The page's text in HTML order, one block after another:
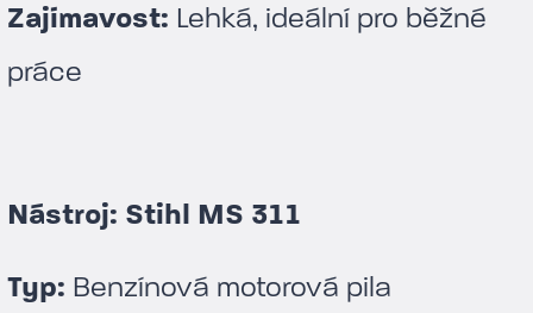
Zajímavost: Lehká, ideální pro běžné
práce
Nástroj: Stihl MS 311
Typ: Benzínová motorová pila